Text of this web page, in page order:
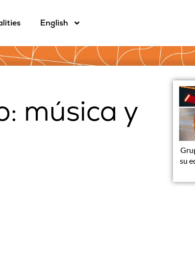
English
música y
su